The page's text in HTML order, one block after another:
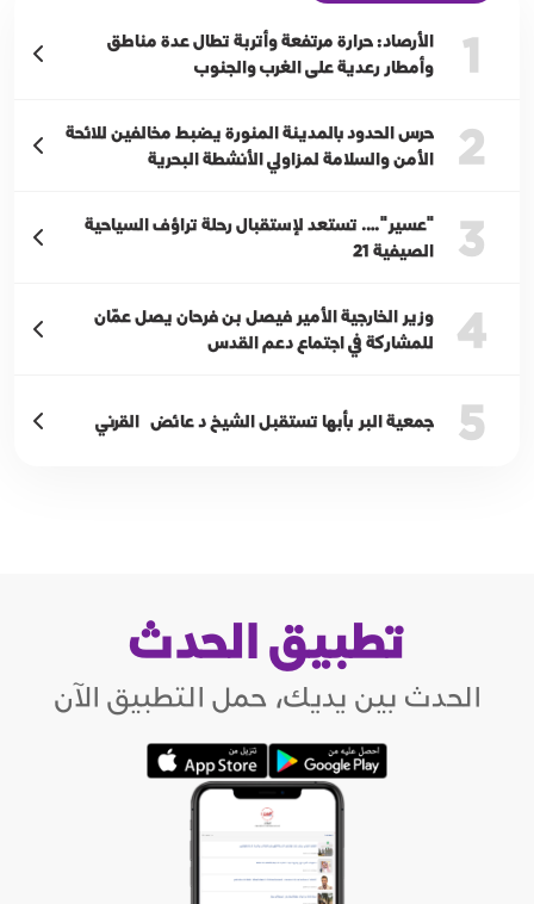
1
الأرصاد: حرارة مرتفعة وأتربة تطال عدة مناطق
وأمطار رعدية على الغرب والجنوب
2
حرس الحدود بالمدينة المنورة يضبط مخالفين للائحة
الأمن والسلامة لمزاولي الأنشطة البحرية
3
"عسير"…. تستعد لإستقبال رحلة تراؤف السياحية
الصيفية 21
4
وزير الخارجية الأمير فيصل بن فرحان يصل عمّان
للمشاركة في اجتماع دعم القدس
5 جمعية البر بأبها تستقبل الشيخ د عائض القرني
تطبيق الحدث
الحدث بين يديك، حمل التطبيق الآن